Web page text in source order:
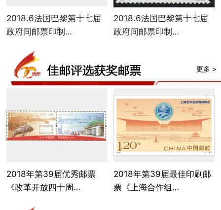
2018.6法国巴黎第十七届
政府间邮票印制…
2018.6法国巴黎第十七届
政府间邮票印制…
更多 >
2018年第39届优秀邮票
《改革开放四十周…
2018年第39届最佳印刷邮
票《上海合作组…